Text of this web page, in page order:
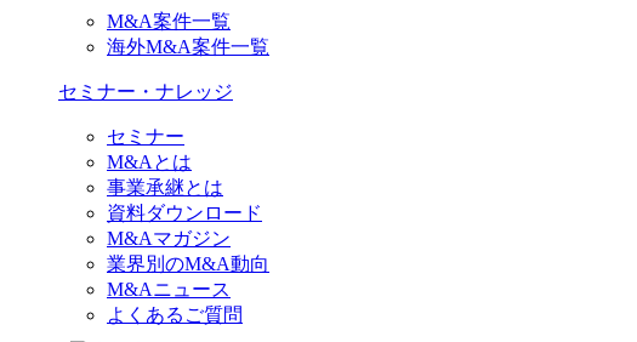
M&A案件一覧
海外M&A案件一覧
セミナー・ナレッジ
セミナー
M&Aとは
事業承継とは
資料ダウンロード
M&Aマガジン
業界別のM&A動向
M&Aニュース
よくあるご質問